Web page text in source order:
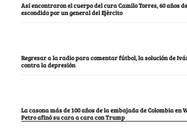
Así encontraron el cuerpo del cura Camilo Torres, 60 años
escondido por un general del Ejército
Regresar a la radio para comentar fútbol, la solución de
contra la depresión
La casona más de 100 años de la embajada de Colombia en
Petro afinó su cara a cara con Trump